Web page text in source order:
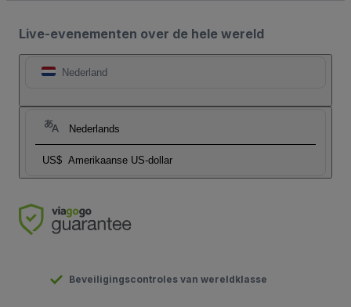
Live-evenementen over de hele wereld
Nederland
Nederlands
US$ Amerikaanse US-dollar
Beveiligingscontroles van wereldklasse